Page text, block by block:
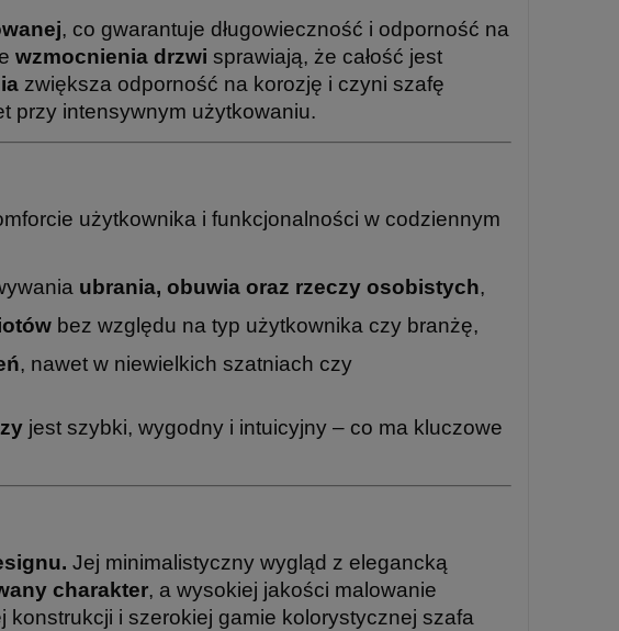
, co gwarantuje długowieczność i odporność na
wzmocnienia drzwi sprawiają, że całość jest
zwiększa odporność na korozję i czyni szafę
przy intensywnym użytkowaniu.
użytkownika i funkcjonalności w codziennym
ubrania, obuwia oraz rzeczy osobistych,
bez względu na typ użytkownika czy branżę,
, nawet w niewielkich szatniach czy
jest szybki, wygodny i intuicyjny – co ma kluczowe
Jej minimalistyczny wygląd z elegancką
charakter, a wysokiej jakości malowanie
i szerokiej gamie kolorystycznej szafa